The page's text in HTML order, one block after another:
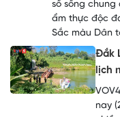
số sống
ẩm thực độc
Sắc màu Dân
Đắk
lịch
nay